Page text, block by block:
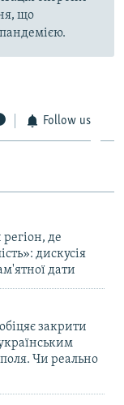
що
Follow us
де
дискусія
дати
закрити
Чи реально